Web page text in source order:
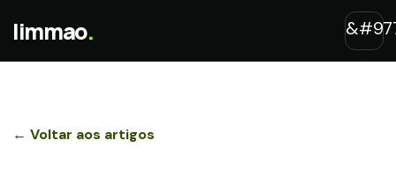
limmao.
← Voltar aos artigos